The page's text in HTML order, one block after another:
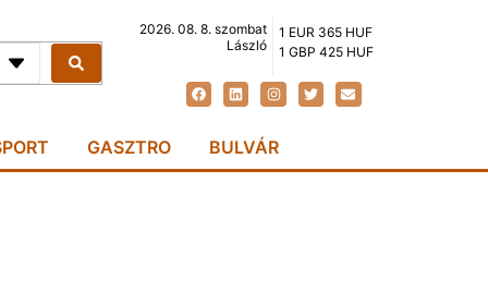
2026. 08. 8. szombat
László
1 EUR 365 HUF
1 GBP 425 HUF
GASZTRO BULVÁR